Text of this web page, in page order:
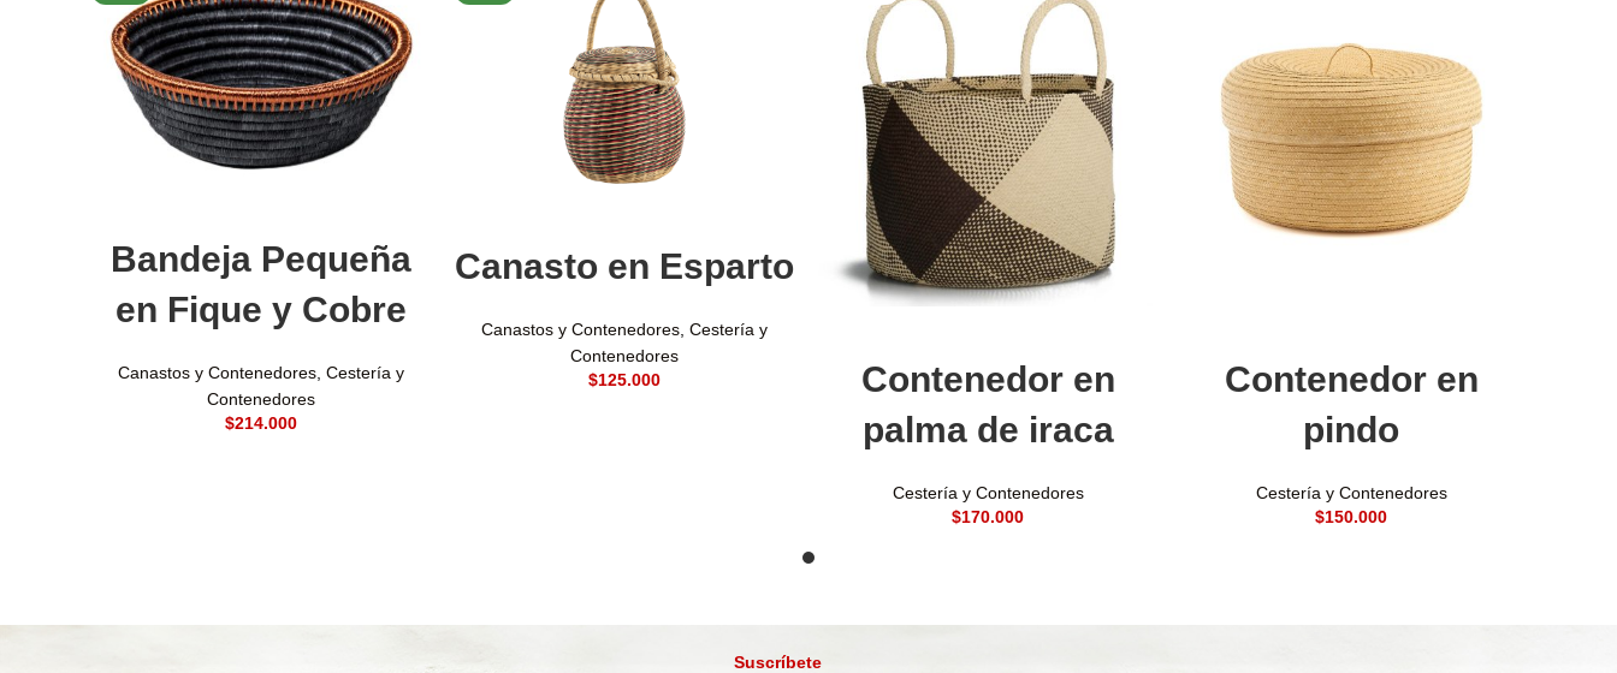
Bandeja Pequeña
en Fique y Cobre
Canastos y Contenedores Cestería y
Contenedores
$
Canasto en Esparto
Canastos y Contenedores, Cestería y
Contenedores
$
Contenedor en
palma de iraca
Cestería y Contenedores
$
Contenedor en
pindo
Cestería y Contenedores
$
Suscríbete